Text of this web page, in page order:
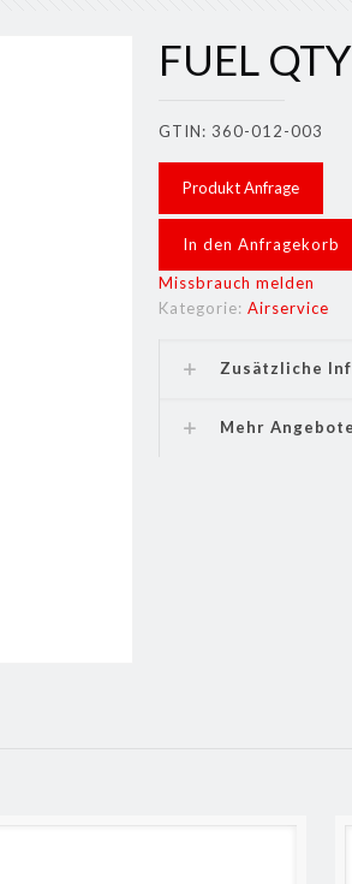
FUEL
GTIN: 360-012-003
Produkt Anfrage
In den Anfragekorb
Missbrauch melden
Kategorie:Airservice
Zusätzliche
Mehr